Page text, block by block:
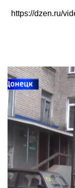
https://dzen.ru/